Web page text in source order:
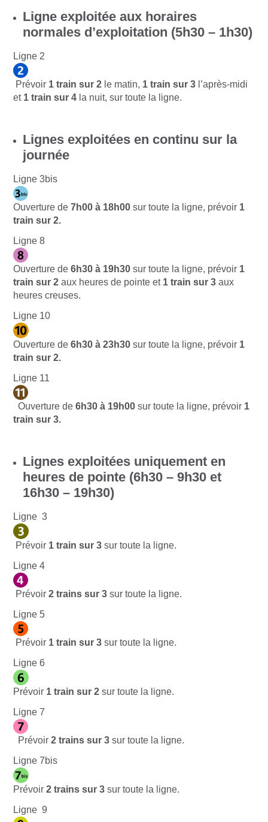
Ligne exploitée aux horaires
normales d’exploitation (5h30 – 1h30)
Ligne 2
Prévoir 1 train sur 2 le matin, 1 train sur 3 l’après-midi
et 1 train sur 4 la nuit, sur toute la ligne.
Lignes exploitées en continu sur la
journée
Ligne 3bis
Ouverture de 7h00 à 18h00 sur toute la ligne, prévoir 1
train sur 2.
Ligne 8
Ouverture de 6h30 à 19h30 sur toute la ligne, prévoir 1
train sur 2 aux heures de pointe et 1 train sur 3 aux
heures creuses.
Ligne 10
Ouverture de 6h30 à 23h30 sur toute la ligne, prévoir 1
train sur 2.
Ligne 11
Ouverture de 6h30 à 19h00 sur toute la ligne, prévoir 1
train sur 3.
Lignes exploitées uniquement en
heures de pointe (6h30 – 9h30 et
16h30 – 19h30)
Ligne 3
Prévoir 1 train sur 3 sur toute la ligne.
Ligne 4
Prévoir 2 trains sur 3 sur toute la ligne.
Ligne 5
Prévoir 1 train sur 3 sur toute la ligne.
Ligne 6
Prévoir 1 train sur 2 sur toute la ligne.
Ligne 7
Prévoir 2 trains sur 3 sur toute la ligne.
Ligne 7bis
Prévoir 2 trains sur 3 sur toute la ligne.
Ligne 9